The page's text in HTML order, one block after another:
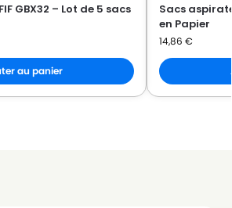
GBX32 – Lot de 5 sacs
au panier
Sacs
en Papier
14,86 €